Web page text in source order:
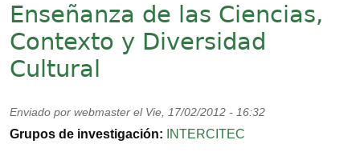
Enseñanza de las Ciencias,
Contexto y Diversidad
Cultural
Enviado por webmaster el Vie, 17/02/2012 - 16:32
Grupos de investigación INTERCITEC